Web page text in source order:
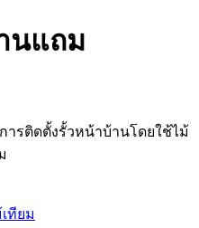
นแถม
ารติดตั้งรั้วหน้าบ้านโดยใช้ไม้